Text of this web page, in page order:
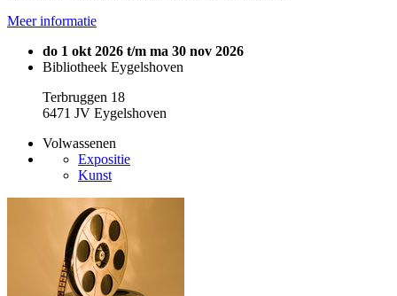
Meer informatie
do 1 okt 2026 t/m ma 30 nov 2026
Bibliotheek Eygelshoven
Terbruggen 18
6471 JV Eygelshoven
Volwassenen
Expositie
Kunst